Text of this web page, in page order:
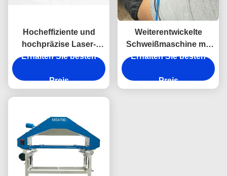
Hocheffiziente und
hochpräzise Laser-
Schneidemaschinen-
Produktionslinie
Erhalten Sie besten
Preis
Weiterentwickelte
Schweißmaschine mit
gerader Naht für die
Erhalten Sie besten
Preis